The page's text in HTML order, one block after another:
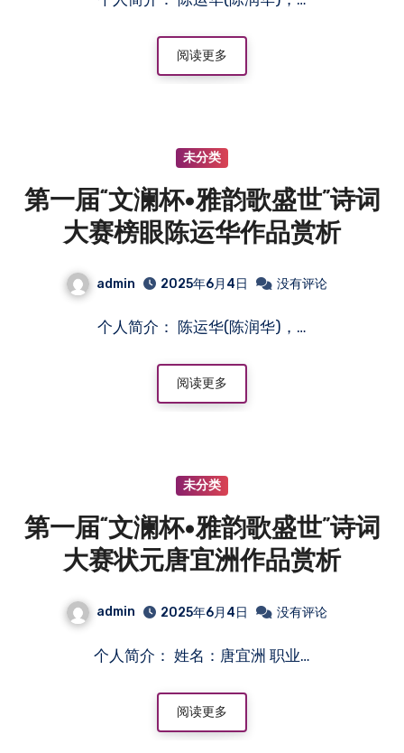
阅读更多
未分类
第一届“文澜杯•雅韵歌盛世”诗词
大赛榜眼陈运华作品赏析
admin 2025年6月4日 没有评论
个人简介： 陈运华(陈润华)，…
阅读更多
未分类
第一届“文澜杯•雅韵歌盛世”诗词
大赛状元唐宜洲作品赏析
admin 2025年6月4日 没有评论
个人简介： 姓名：唐宜洲 职业…
阅读更多